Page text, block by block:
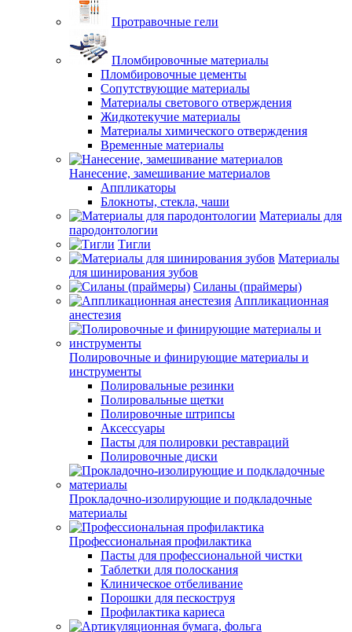
Протравочные гели
Пломбировочные материалы
Пломбировочные цементы
Сопутствующие материалы
Материалы светового отверждения
Жидкотекучие материалы
Материалы химического отверждения
Временные материалы
Нанесение, замешивание материалов
Аппликаторы
Блокноты, стекла, чаши
Материалы для
пародонтологии
Тигли
Материалы
для шинирования зубов
Силаны (праймеры)
Аппликационная
анестезия
Полировочные и финирующие материалы и
инструменты
Полировальные резинки
Полировальные щетки
Полировочные штрипсы
Аксессуары
Пасты для полировки реставраций
Полировочные диски
Прокладочно-изолирующие и подкладочные
материалы
Профессиональная профилактика
Пасты для профессиональной чистки
Таблетки для полоскания
Клиническое отбеливание
Порошки для пескоструя
Профилактика кариеса